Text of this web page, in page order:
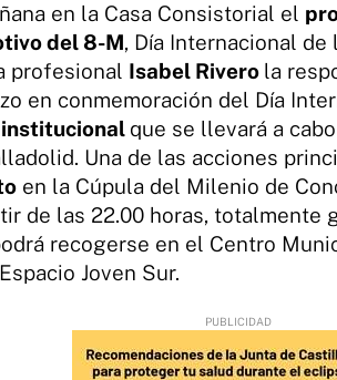
en la Casa Consistorial el
del 8-M, Día Internacional de
profesional Isabel Rivero la
en conmemoración del Día
que se llevará a
Una de las acciones
en la Cúpula del Milenio de
de las 22.00 horas, totalmente
recogerse en el Centro
Joven Sur.